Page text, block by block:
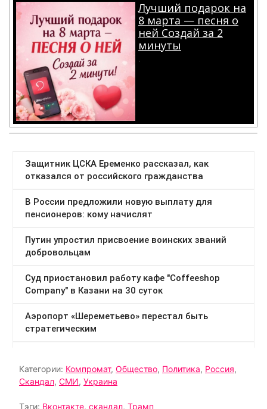
Лучший подарок на
8 марта — песня о
ней Создай за 2
минуты
.
Категории: Компромат, Общество, Политика, Россия,
Скандал, СМИ, Украина
Тэги: Вконтакте, скандал, Трамп